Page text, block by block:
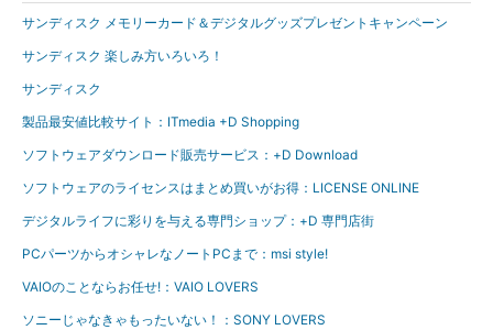
サンディスク メモリーカード＆デジタルグッズプレゼントキャンペーン
サンディスク 楽しみ方いろいろ！
サンディスク
製品最安値比較サイト：ITmedia +D Shopping
ソフトウェアダウンロード販売サービス：+D Download
ソフトウェアのライセンスはまとめ買いがお得：LICENSE ONLINE
デジタルライフに彩りを与える専門ショップ：+D 専門店街
PCパーツからオシャレなノートPCまで：msi style!
VAIOのことならお任せ!：VAIO LOVERS
ソニーじゃなきゃもったいない！：SONY LOVERS